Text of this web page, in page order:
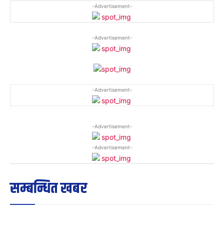
-Advertisement-
-Advertisement-
-Advertisement-
-Advertisement-
-Advertisement-
सम्बन्धित खबर